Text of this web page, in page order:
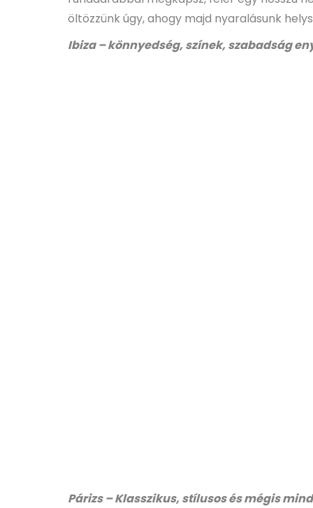
öltözzünk úgy, ahogy majd nyaralásunk
Ibiza – könnyedség, színek, szabadság
Párizs – Klasszikus, stílusos és mégis